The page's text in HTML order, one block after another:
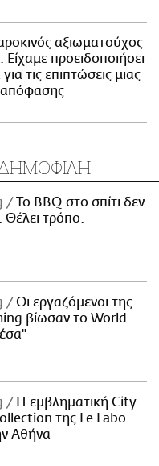
αξιωματούχος
προειδοποιήσει
τις επιπτώσεις μιας
απόφασης
Το BBQ στο σπίτι δεν
Θέλει τρόπο.
Οι εργαζόμενοι της
βίωσαν το World
Η εμβληματική City
της Le Labo
Αθήνα